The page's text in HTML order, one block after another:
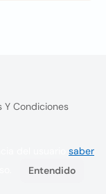
Y Condiciones
saber
Entendido